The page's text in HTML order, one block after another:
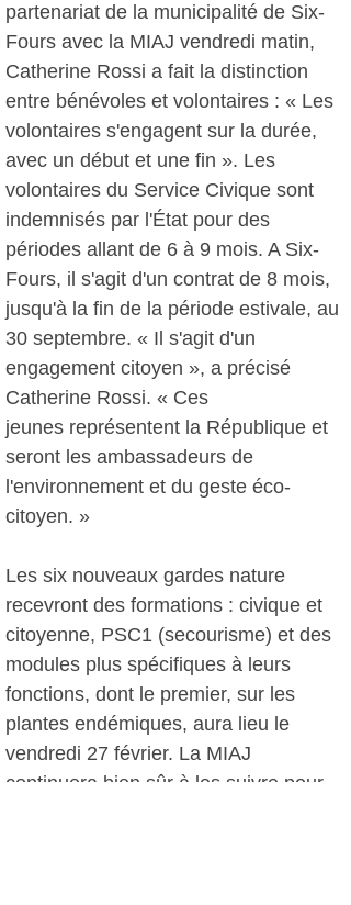
partenariat de la municipalité de Six-
Fours avec la MIAJ vendredi matin,
Catherine Rossi a fait la distinction
entre bénévoles et volontaires : « Les
volontaires s'engagent sur la durée,
avec un début et une fin ». Les
volontaires du Service Civique sont
indemnisés par l'État pour des
périodes allant de 6 à 9 mois. A Six-
Fours, il s'agit d'un contrat de 8 mois,
jusqu'à la fin de la période estivale, au
30 septembre. « Il s'agit d'un
engagement citoyen », a précisé
Catherine Rossi. « Ces
jeunes représentent la République et
seront les ambassadeurs de
l'environnement et du geste éco-
citoyen. »
Les six nouveaux gardes nature
recevront des formations : civique et
citoyenne, PSC1 (secourisme) et des
modules plus spécifiques à leurs
fonctions, dont le premier, sur les
plantes endémiques, aura lieu le
vendredi 27 février. La MIAJ
continuera bien sûr à les suivre pour